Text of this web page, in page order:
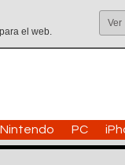
el web.
Ver
Nintendo PC